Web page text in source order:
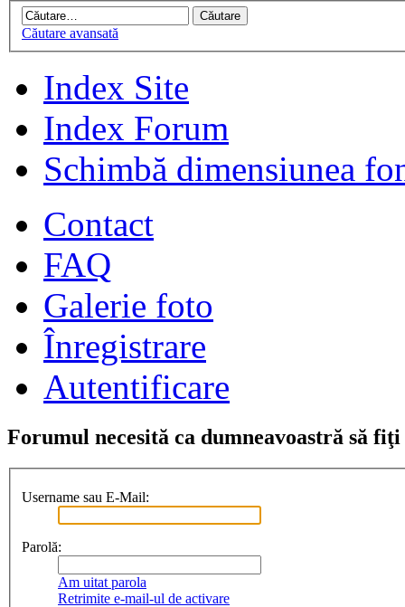
Căutare avansată
Index Site
Index Forum
Schimbă dimensiunea
Contact
FAQ
Galerie foto
Înregistrare
Autentificare
Forumul necesită ca dumneavoastră să
Username sau E-Mail:
Parolă:
Am uitat parola
Retrimite e-mail-ul de activare